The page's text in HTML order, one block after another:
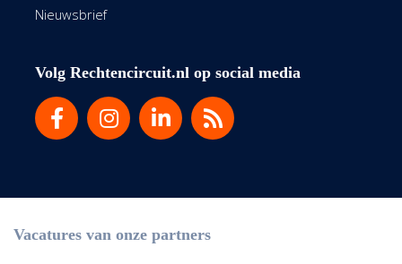
Nieuwsbrief
Volg Rechtencircuit.nl op social media
Vacatures van onze partners